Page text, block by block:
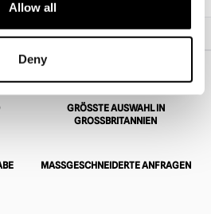
Allow all
Deny
Maniac Cop 2 - Cordell Maske
GRÖSSTE AUSWAHL IN G
ROSSBRITANNIEN
MASSGESCHNEIDERTE ANFRAGEN